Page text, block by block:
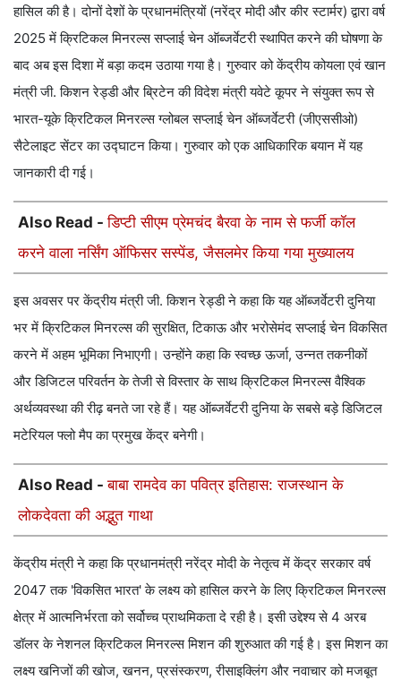
हासिल की है। दोनों देशों के प्रधानमंत्रियों (नरेंद्र मोदी और कीर स्टार्मर) द्वारा वर्ष
2025 में क्रिटिकल मिनरल्स सप्लाई चेन ऑब्जर्वेटरी स्थापित करने की घोषणा के
बाद अब इस दिशा में बड़ा कदम उठाया गया है। गुरुवार को केंद्रीय कोयला एवं खान
मंत्री जी. किशन रेड्डी और ब्रिटेन की विदेश मंत्री यवेटे कूपर ने संयुक्त रूप से
भारत-यूके क्रिटिकल मिनरल्स ग्लोबल सप्लाई चेन ऑब्जर्वेटरी (जीएससीओ)
सैटेलाइट सेंटर का उद्घाटन किया। गुरुवार को एक आधिकारिक बयान में यह
जानकारी दी गई।
Also Read -डिप्टी सीएम प्रेमचंद बैरवा के नाम से फर्जी कॉल
करने वाला नर्सिंग ऑफिसर सस्पेंड, जैसलमेर किया गया मुख्यालय
इस अवसर पर केंद्रीय मंत्री जी. किशन रेड्डी ने कहा कि यह ऑब्जर्वेटरी दुनिया
भर में क्रिटिकल मिनरल्स की सुरक्षित, टिकाऊ और भरोसेमंद सप्लाई चेन विकसित
करने में अहम भूमिका निभाएगी। उन्होंने कहा कि स्वच्छ ऊर्जा, उन्नत तकनीकों
और डिजिटल परिवर्तन के तेजी से विस्तार के साथ क्रिटिकल मिनरल्स वैश्विक
अर्थव्यवस्था की रीढ़ बनते जा रहे हैं। यह ऑब्जर्वेटरी दुनिया के सबसे बड़े डिजिटल
मटेरियल फ्लो मैप का प्रमुख केंद्र बनेगी।
Also Read -बाबा रामदेव का पवित्र इतिहास: राजस्थान के
लोकदेवता की अद्भुत गाथा
केंद्रीय मंत्री ने कहा कि प्रधानमंत्री नरेंद्र मोदी के नेतृत्व में केंद्र सरकार वर्ष
2047 तक 'विकसित भारत' के लक्ष्य को हासिल करने के लिए क्रिटिकल मिनरल्स
क्षेत्र में आत्मनिर्भरता को सर्वोच्च प्राथमिकता दे रही है। इसी उद्देश्य से 4 अरब
डॉलर के नेशनल क्रिटिकल मिनरल्स मिशन की शुरुआत की गई है। इस मिशन का
लक्ष्य खनिजों की खोज, खनन, प्रसंस्करण, रीसाइक्लिंग और नवाचार को मजबूत